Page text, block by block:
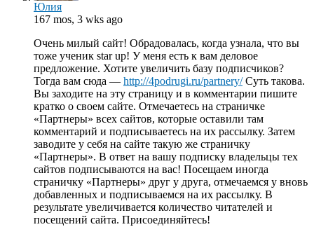
Юлия
167 mos, 3 wks ago
Очень милый сайт! Обрадовалась, когда узнала, что вы
тоже ученик star up! У меня есть к вам деловое
предложение. Хотите увеличить базу подписчиков?
Тогда вам сюда — http://4podrugi.ru/partnery/Суть такова.
Вы заходите на эту страницу и в комментарии пишите
кратко о своем сайте. Отмечаетесь на страничке
«Партнеры» всех сайтов, которые оставили там
комментарий и подписываетесь на их рассылку. Затем
заводите у себя на сайте такую же страничку
«Партнеры». В ответ на вашу подписку владельцы тех
сайтов подписываются на вас! Посещаем иногда
страничку «Партнеры» друг у друга, отмечаемся у вновь
добавленных и подписываемся на их рассылку. В
результате увеличивается количество читателей и
посещений сайта. Присоединяйтесь!